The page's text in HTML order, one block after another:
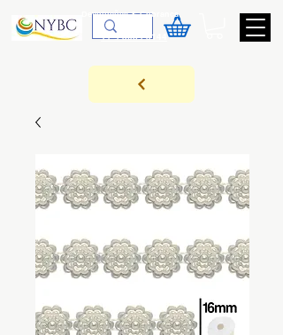
Devoluções & Cobrança
11-9-3089-3144